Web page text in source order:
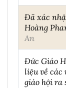
Đã xác
Hoàng
An
Đức Giáo
liệu về
giáo hội ra